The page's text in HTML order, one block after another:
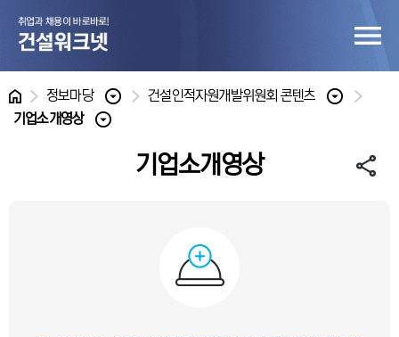
홈 정보마당
건설인적자원개발위원회 콘텐츠
기업소개영상
기업소개영상